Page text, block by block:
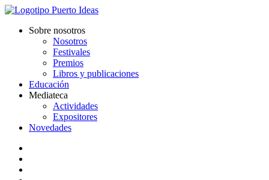
Sobre nosotros
Nosotros
Festivales
Premios
Libros y publicaciones
Educación
Mediateca
Actividades
Expositores
Novedades